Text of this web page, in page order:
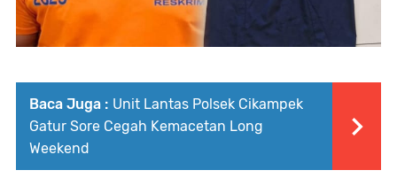
Baca Juga : Unit Lantas Polsek Cikampek
Gatur Sore Cegah Kemacetan Long
Weekend